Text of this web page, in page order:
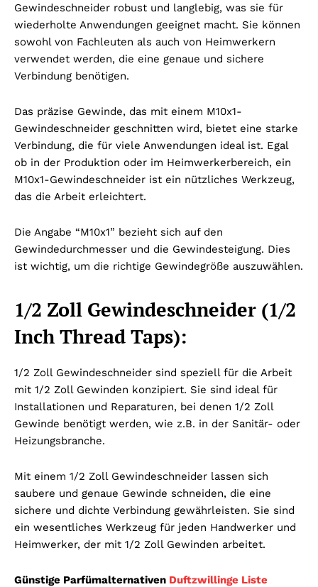
Gewindeschneider robust und langlebig, was sie für
wiederholte Anwendungen geeignet macht. Sie können
sowohl von Fachleuten als auch von Heimwerkern
verwendet werden, die eine genaue und sichere
Verbindung benötigen.
Das präzise Gewinde, das mit einem M10x1-
Gewindeschneider geschnitten wird, bietet eine starke
Verbindung, die für viele Anwendungen ideal ist. Egal
ob in der Produktion oder im Heimwerkerbereich, ein
M10x1-Gewindeschneider ist ein nützliches Werkzeug,
das die Arbeit erleichtert.
Die Angabe “M10x1” bezieht sich auf den
Gewindedurchmesser und die Gewindesteigung. Dies
ist wichtig, um die richtige Gewindegröße auszuwählen.
1/2 Zoll Gewindeschneider (1/2
Inch Thread Taps):
1/2 Zoll Gewindeschneider sind speziell für die Arbeit
mit 1/2 Zoll Gewinden konzipiert. Sie sind ideal für
Installationen und Reparaturen, bei denen 1/2 Zoll
Gewinde benötigt werden, wie z.B. in der Sanitär- oder
Heizungsbranche.
Mit einem 1/2 Zoll Gewindeschneider lassen sich
saubere und genaue Gewinde schneiden, die eine
sichere und dichte Verbindung gewährleisten. Sie sind
ein wesentliches Werkzeug für jeden Handwerker und
Heimwerker, der mit 1/2 Zoll Gewinden arbeitet.
Günstige Parfümalternativen Duftzwillinge Liste